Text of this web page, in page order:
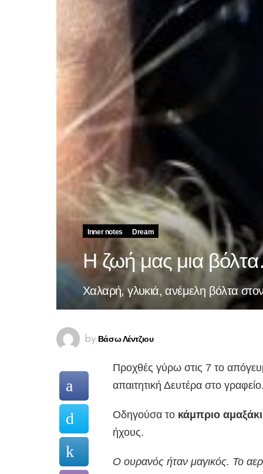
Inner notes Dream
Η ζωή μας μια
Χαλαρή, γλυκιά, ανέμελη βόλτα
by Βάσω Λέντζιου
Προχθές γύρω στις 7 το
απαιτητική Δευτέρα στο
Οδηγούσα το κάμπριο αμαξάκι
ήχους.
Ο ουρανός ήταν μαγικός. Το